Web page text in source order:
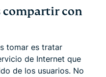
compartir con
tomar es tratar
de Internet que
de los usuarios. No